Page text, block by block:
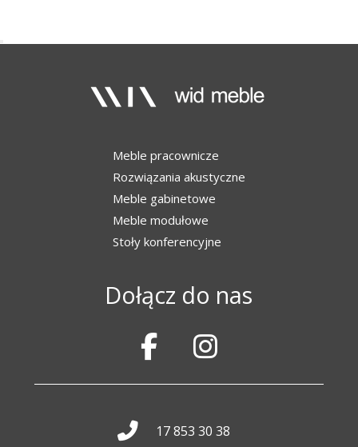
Meble pracownicze
Rozwiązania akustyczne
Meble gabinetowe
Meble modułowe
Stoły konferencyjne
Dołącz do nas
17 853 30 38